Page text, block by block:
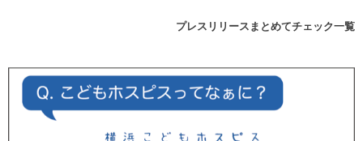
プレスリリースまとめてチェック一覧